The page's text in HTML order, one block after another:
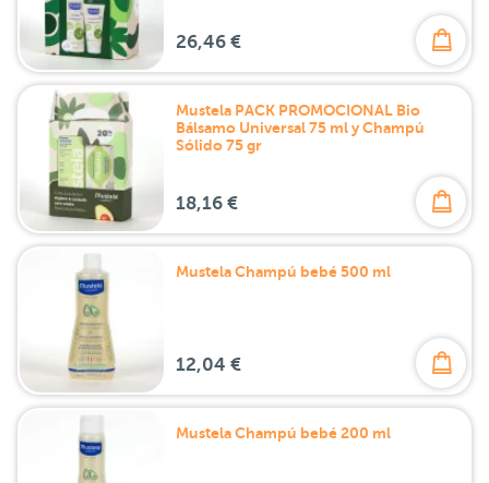
26,46 €
Mustela PACK PROMOCIONAL Bio
Bálsamo Universal 75 ml y Champú
Sólido 75 gr
18,16 €
Mustela Champú bebé 500 ml
12,04 €
Mustela Champú bebé 200 ml